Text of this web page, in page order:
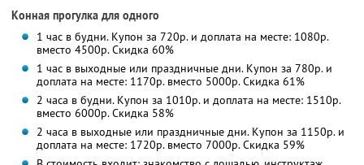
Конная прогулка для одного
1 час в будни. Купон за 720р. и доплата на месте: 1080р.
вместо 4500р. Скидка 60%
1 час в выходные или праздничные дни. Купон за 780р. и
доплата на месте: 1170р. вместо 5000р. Скидка 61%
2 часа в будни. Купон за 1010р. и доплата на месте: 1510р.
вместо 6000р. Скидка 58%
2 часа в выходные или праздничные дни. Купон за 1150р. и
доплата на месте: 1720р. вместо 7000р. Скидка 59%